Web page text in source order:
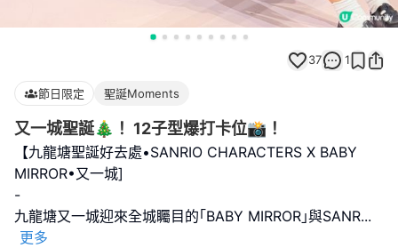
37 1
節日限定 聖誕Moments
又一城聖誕🎄！ 12子型爆打卡位📸！
【九龍塘聖誕好去處•SANRIO CHARACTERS X BABY
MIRROR•又一城]
-
九龍塘又一城迎來全城矚目的｢BABY MIRROR｣與SANR...
更多